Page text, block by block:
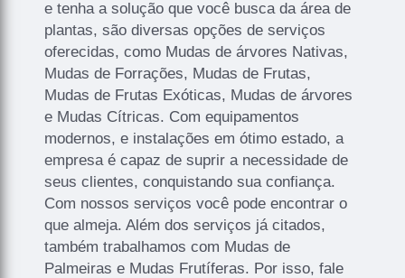
e tenha a solução que você busca da área de
plantas, são diversas opções de serviços
oferecidas, como Mudas de árvores Nativas,
Mudas de Forrações, Mudas de Frutas,
Mudas de Frutas Exóticas, Mudas de árvores
e Mudas Cítricas. Com equipamentos
modernos, e instalações em ótimo estado, a
empresa é capaz de suprir a necessidade de
seus clientes, conquistando sua confiança.
Com nossos serviços você pode encontrar o
que almeja. Além dos serviços já citados,
também trabalhamos com Mudas de
Palmeiras e Mudas Frutíferas. Por isso, fale